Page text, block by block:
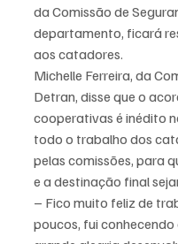
da Comissão de
departamento, ficará
aos catadores.
Michelle Ferreira, da
Detran, disse que o
cooperativas é inédito
todo o trabalho dos
pelas comissões, para
e a destinação final
– Fico muito feliz de
poucos, fui